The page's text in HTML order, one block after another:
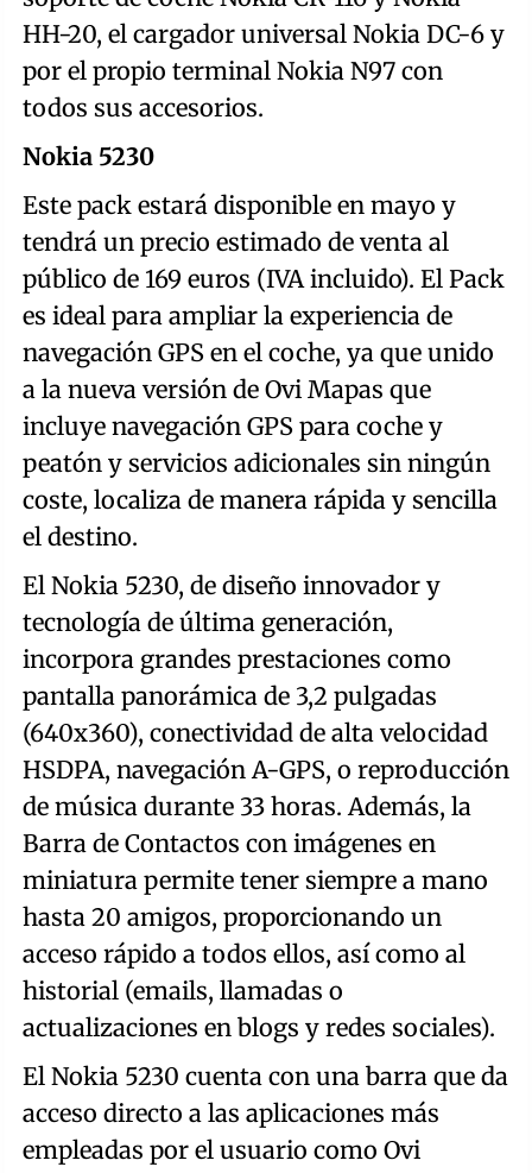
HH-20, el cargador universal Nokia DC-6 y
por el propio terminal Nokia N97 con
todos sus accesorios.
Nokia 5230
Este pack estará disponible en mayo y
tendrá un precio estimado de venta al
público de 169 euros (IVA incluido). El Pack
es ideal para ampliar la experiencia de
navegación GPS en el coche, ya que unido
a la nueva versión de Ovi Mapas que
incluye navegación GPS para coche y
peatón y servicios adicionales sin ningún
coste, localiza de manera rápida y sencilla
el destino.
El Nokia 5230, de diseño innovador y
tecnología de última generación,
incorpora grandes prestaciones como
pantalla panorámica de 3,2 pulgadas
(640x360), conectividad de alta velocidad
HSDPA, navegación A-GPS, o reproducción
de música durante 33 horas. Además, la
Barra de Contactos con imágenes en
miniatura permite tener siempre a mano
hasta 20 amigos, proporcionando un
acceso rápido a todos ellos, así como al
historial (emails, llamadas o
actualizaciones en blogs y redes sociales).
El Nokia 5230 cuenta con una barra que da
acceso directo a las aplicaciones más
empleadas por el usuario como Ovi